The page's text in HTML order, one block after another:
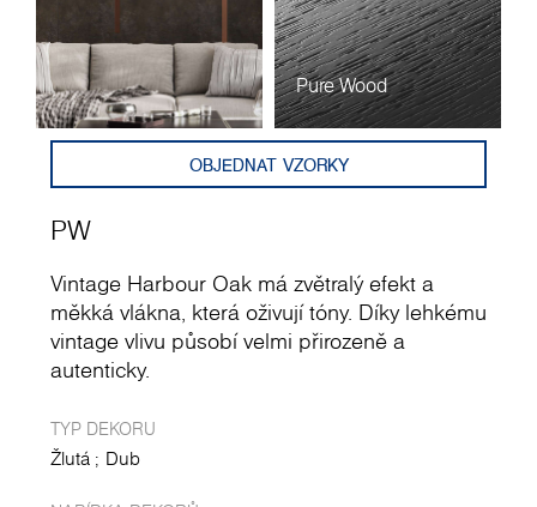
Pure Wood
PW
OBJEDNAT VZORKY
Vintage Harbour Oak má zvětralý efekt a
měkká vlákna, která oživují tóny. Díky lehkému
vintage vlivu působí velmi přirozeně a
autenticky.
TYP DEKORU
Žlutá Dub